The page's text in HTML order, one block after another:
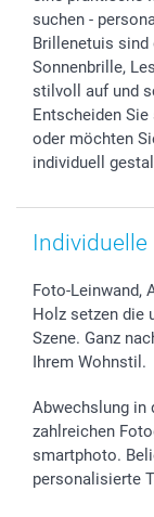
suchen -
Brillenetuis sind
Sonnenbrille,
stilvoll auf und
Entscheiden
oder möchten
individuell
Foto-Leinwand,
Holz setzen die
Szene. Ganz
Ihrem Wohnstil.
Abwechslung in
zahlreichen
smartphoto.
personalisierte